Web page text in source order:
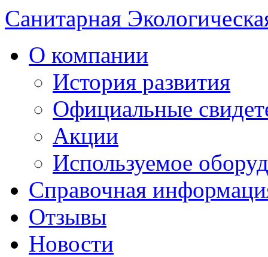
Санитарная
О компании
История развития
Официальные
Акции
Используемое
Справочная
Отзывы
Новости